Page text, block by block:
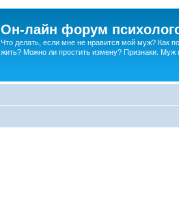
Он-лайн форум
Что делать, если мне не нравится мой муж? Как
жить? Можно ли простить измену? Признаки. Муж